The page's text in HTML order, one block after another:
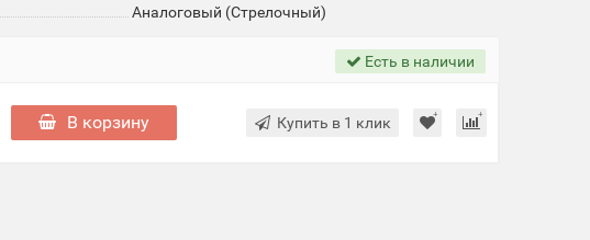
Аналоговый (Стрелочный)
Есть в наличии
В корзину Купить в 1 клик